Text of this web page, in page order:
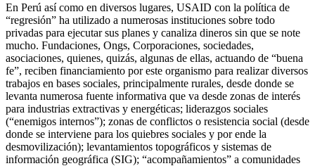
En Perú así como en diversos lugares, USAID con la política de
“regresión” ha utilizado a numerosas instituciones sobre todo
privadas para ejecutar sus planes y canaliza dineros sin que se note
mucho. Fundaciones, Ongs, Corporaciones, sociedades,
asociaciones, quienes, quizás, algunas de ellas, actuando de “buena
fe”, reciben financiamiento por este organismo para realizar diversos
trabajos en bases sociales, principalmente rurales, desde donde se
levanta numerosa fuente informativa que va desde zonas de interés
para industrias extractivas y energéticas; liderazgos sociales
(“enemigos internos”); zonas de conflictos o resistencia social (desde
donde se interviene para los quiebres sociales y por ende la
desmovilización); levantamientos topográficos y sistemas de
información geográfica (SIG); “acompañamientos” a comunidades